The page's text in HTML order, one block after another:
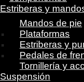
Estriberas y
Mandos de pie
Plataformas
Estriberas y
Pedales de
Tornillería y
Suspensión